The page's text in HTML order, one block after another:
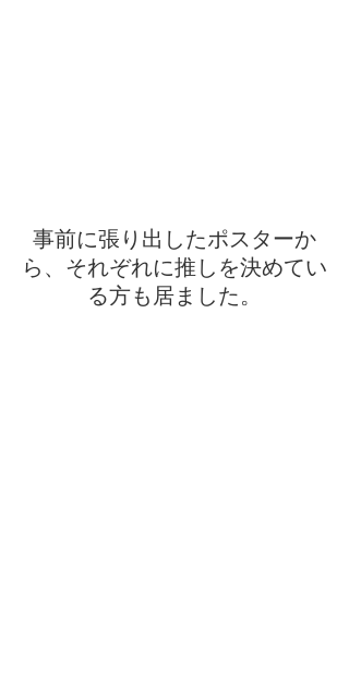
事前に張り出したポスターか
ら、それぞれに推しを決めてい
る方も居ました。